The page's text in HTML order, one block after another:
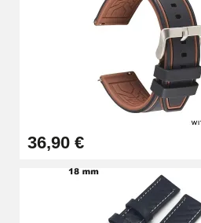
9,90 €
Pince à
57,42 €
Pince Trou
10,90 €
36,90 €